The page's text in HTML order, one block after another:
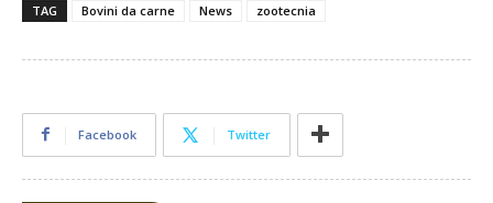
TAG Bovini da carne News zootecnia
Facebook Twitter